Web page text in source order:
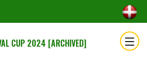
CUP 2024 [ARCHIVED]